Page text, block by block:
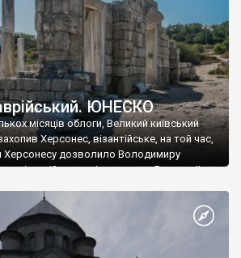
ЮНЕСКО
місяців облоги, Великий київський
Херсонес, візантійське, на той час,
Херсонесу дозволило Володимиру
візантійському імператору Василю ІІ, та
язичник, став Василем-християнином.
Русі. На честь Херсонесу Таврійського